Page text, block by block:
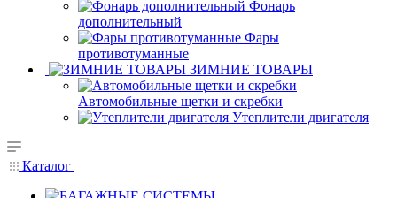
Фонарь
дополнительный
Фары
противотуманные
ЗИМНИЕ ТОВАРЫ
Автомобильные щетки и скребки
Утеплители двигателя
Каталог